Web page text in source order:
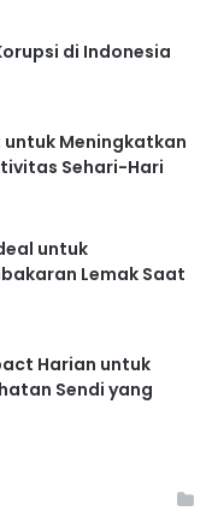
di Indonesia
untuk Meningkatkan
Sehari-Hari
untuk
Lemak Saat
Harian untuk
Sendi yang